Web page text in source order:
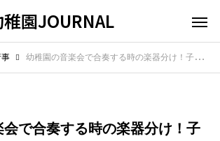
園JOURNAL
幼稚園の音楽会で合奏する時の楽器分け！子供が輝く最適な決め方
で合奏する時の楽器分け！子